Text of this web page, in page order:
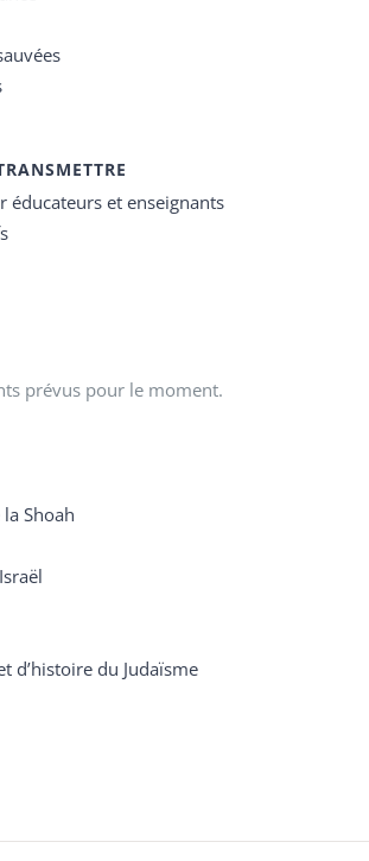
éducateurs et enseignants
prévus pour le moment.
Shoah
d’histoire du Judaïsme